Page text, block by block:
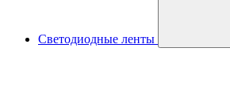
Светодиодные ленты